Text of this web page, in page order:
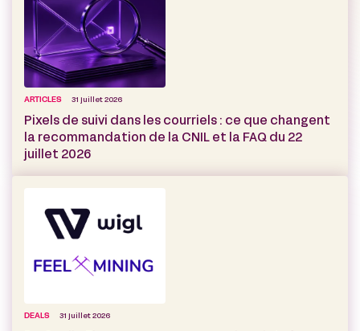
ARTICLES 31 juillet 2026
Pixels de suivi dans les courriels : ce que changent
la recommandation de la CNIL et la FAQ du 22
juillet 2026
DEALS 31 juillet 2026